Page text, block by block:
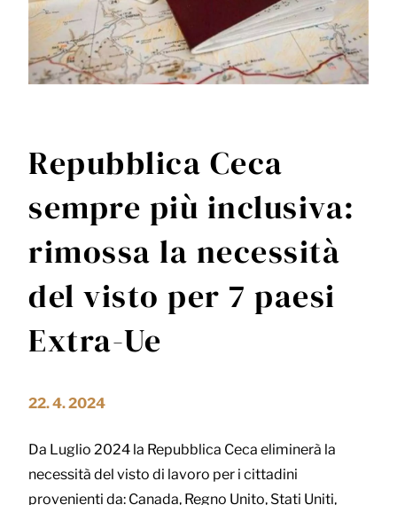
Repubblica Ceca
sempre più inclusiva:
rimossa la necessità
del visto per 7 paesi
Extra-Ue
22. 4. 2024
Da Luglio 2024 la Repubblica Ceca eliminerà la
necessità del visto di lavoro per i cittadini
provenienti da: Canada, Regno Unito, Stati Uniti,